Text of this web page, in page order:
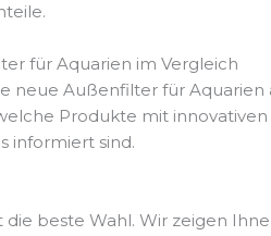
für Aquarien im Vergleich
neue Außenfilter für
Produkte mit
informiert sind.
beste Wahl. Wir zeigen